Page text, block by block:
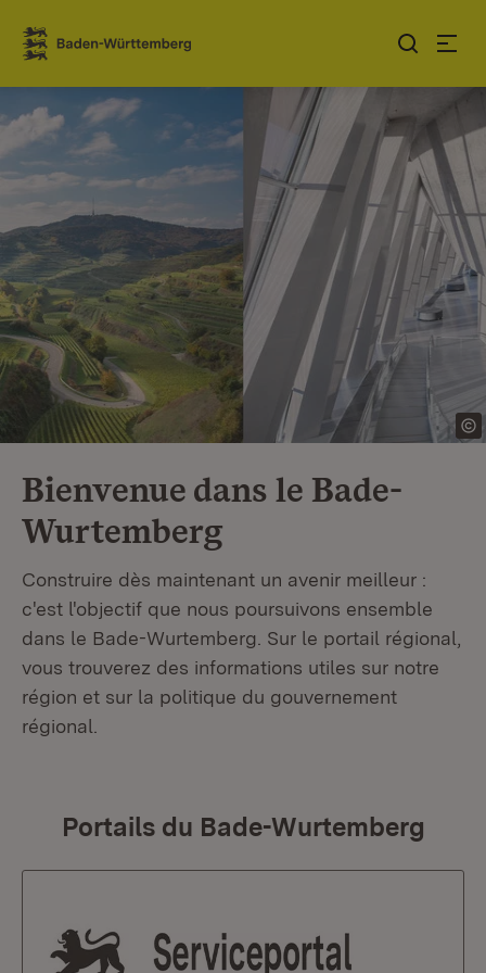
Sauter au contenu
Link zur Startseite
Bienvenue dans le Bade-
Wurtemberg
Construire dès maintenant un avenir meilleur :
c'est l'objectif que nous poursuivons ensemble
dans le Bade-Wurtemberg. Sur le portail régional,
vous trouverez des informations utiles sur notre
région et sur la politique du gouvernement
régional.
Portails du Bade-Wurtemberg